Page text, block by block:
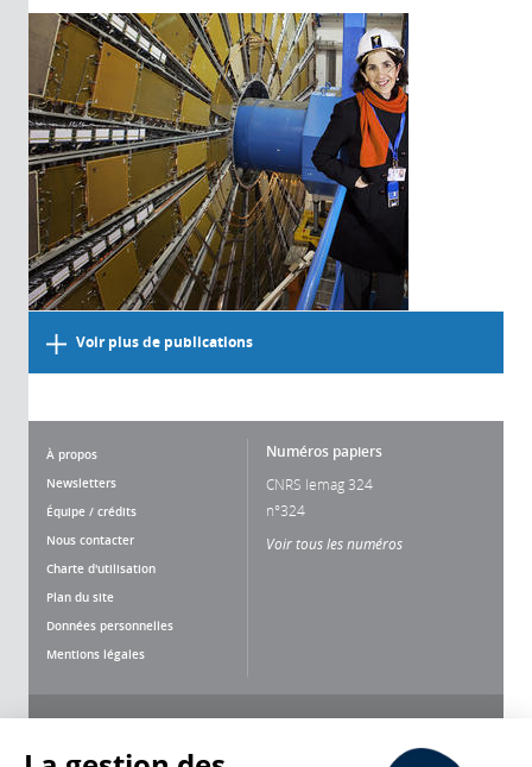
Voir plus de publications
À propos
Newsletters
Équipe / crédits
Nous contacter
Charte d'utilisation
Plan du site
Données personnelles
Mentions légales
Numéros papiers
CNRS lemag 324
n°324
Voir tous les numéros